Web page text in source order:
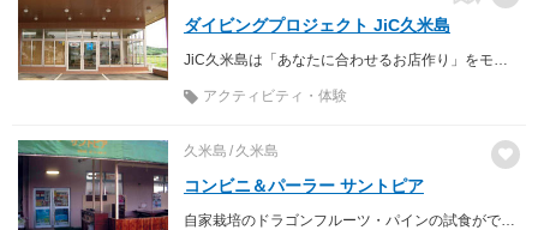
ダイビングプロジェクト JiC久米島
アクティビティ・体験
久米島 久米島
コンビニ＆パーラー サントピア
自家栽培のドラゴンフルーツ・パインの試食ができる店。